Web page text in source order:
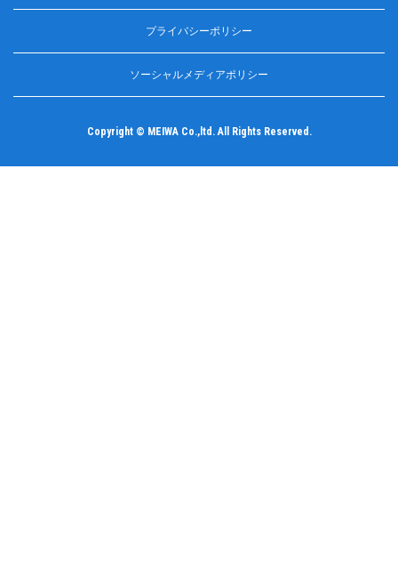
プライバシーポリシー
ソーシャルメディアポリシー
Copyright © MEIWA Co.,ltd. All Rights Reserved.